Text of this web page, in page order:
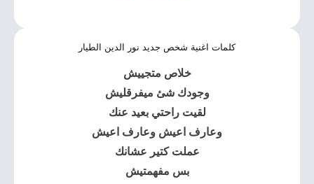
كلمات اغنية شخص جديد نور الدين الطيار
خلاص متجييش
وجودك شئ ميفرقليش
لقيت راحتي بعيد عنك
وعارف اعيش وعارف اعيش
عملت كتير عشانك
بس مفهمتيش